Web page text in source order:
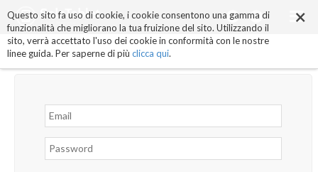
×
Questo sito fa uso di cookie, i cookie consentono una gamma di
funzionalità che migliorano la tua fruizione del sito. Utilizzando il
sito, verrà accettato l'uso dei cookie in conformità con le nostre
linee guida. Per saperne di più clicca qui.
ai
contenuti.
|